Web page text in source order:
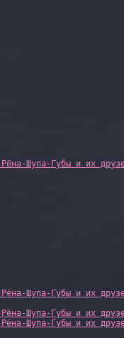
Рёна-Шупа-Губы и их
Рёна-Шупа-Губы и их
Рёна-Шупа-Губы и их
Рёна-Шупа-Губы и их